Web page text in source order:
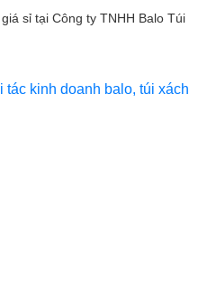
sỉ tại Công ty TNHH Balo Túi